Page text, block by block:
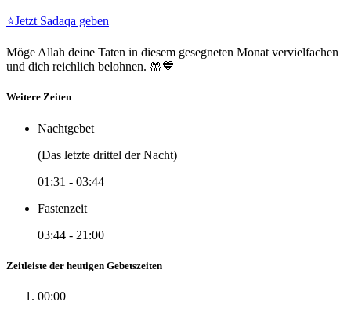
⭐Jetzt Sadaqa geben
Möge Allah deine Taten in diesem gesegneten Monat vervielfachen
und dich reichlich belohnen. 🤲💙
Weitere Zeiten
Nachtgebet
(Das letzte drittel der Nacht)
01:31 - 03:44
Fastenzeit
03:44 - 21:00
Zeitleiste der heutigen Gebetszeiten
00:00